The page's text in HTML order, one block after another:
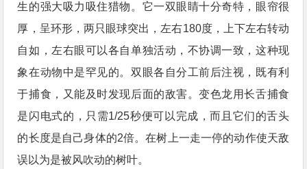
生的强大吸力吸住猎物。它一双眼睛十分奇特，眼帘很
厚，呈环形，两只眼球突出，左右180度，上下左右转动
自如，左右眼可以各自单独活动，不协调一致，这种现
象在动物中是罕见的。双眼各自分工前后注视，既有利
于捕食，又能及时发现后面的敌害。变色龙用长舌捕食
是闪电式的，只需1/25秒便可以完成，而且它们的舌头
的长度是自己身体的2倍。在树上一走一停的动作使天敌
误以为是被风吹动的树叶。